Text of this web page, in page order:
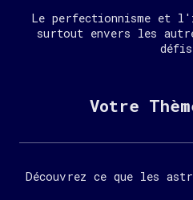
Le perfectionnisme et
surtout envers les
Votre
Découvrez ce que les